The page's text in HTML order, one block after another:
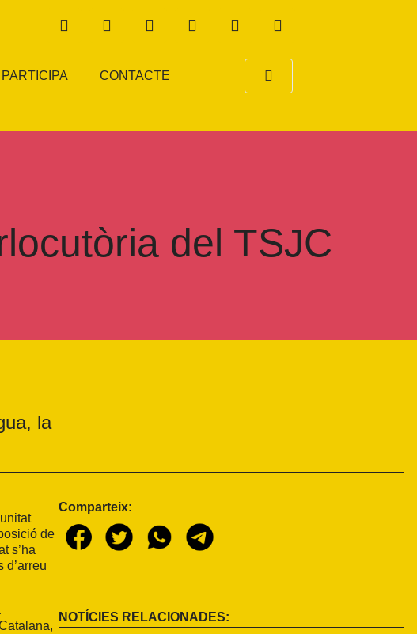
PARTICIPA CONTACTE
del TSJC
la
de
s’ha
Comparteix:
NOTÍCIES RELACIONADES: